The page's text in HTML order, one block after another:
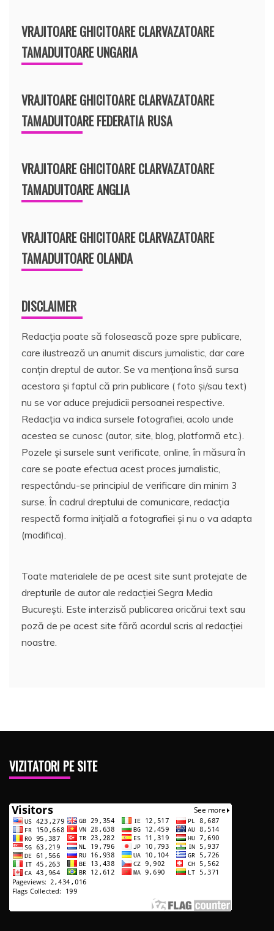
VRAJITOARE GHICITOARE CLARVAZATOARE
TAMADUITOARE UNGARIA
VRAJITOARE GHICITOARE CLARVAZATOARE
TAMADUITOARE FEDERATIA RUSA
VRAJITOARE GHICITOARE CLARVAZATOARE
TAMADUITOARE ANGLIA
VRAJITOARE GHICITOARE CLARVAZATOARE
TAMADUITOARE OLANDA
DISCLAIMER
Redacția poate să folosească poze spre publicare,
care ilustrează un anumit discurs jurnalistic, dar care
conțin dreptul de autor. Se va menționa însă sursa
acestora și faptul că prin publicare ( foto și/sau text)
nu se vor aduce prejudicii persoanei respective.
Redacția va indica sursele fotografiei, acolo unde
acestea se cunosc (autor, site, blog, platformă etc.).
Pozele și sursele sunt verificate, online, în măsura în
care se poate efectua acest proces jurnalistic,
respectându-se principiul de verificare din minim 3
surse. În cadrul dreptului de comunicare, redacția
respectă forma inițială a fotografiei și nu o va adapta
(modifica).
Toate materialele de pe acest site sunt protejate de
drepturile de autor ale redacției Segra Media
București. Este interzisă publicarea oricărui text sau
poză de pe acest site fără acordul scris al redacției
noastre.
VIZITATORI PE SITE